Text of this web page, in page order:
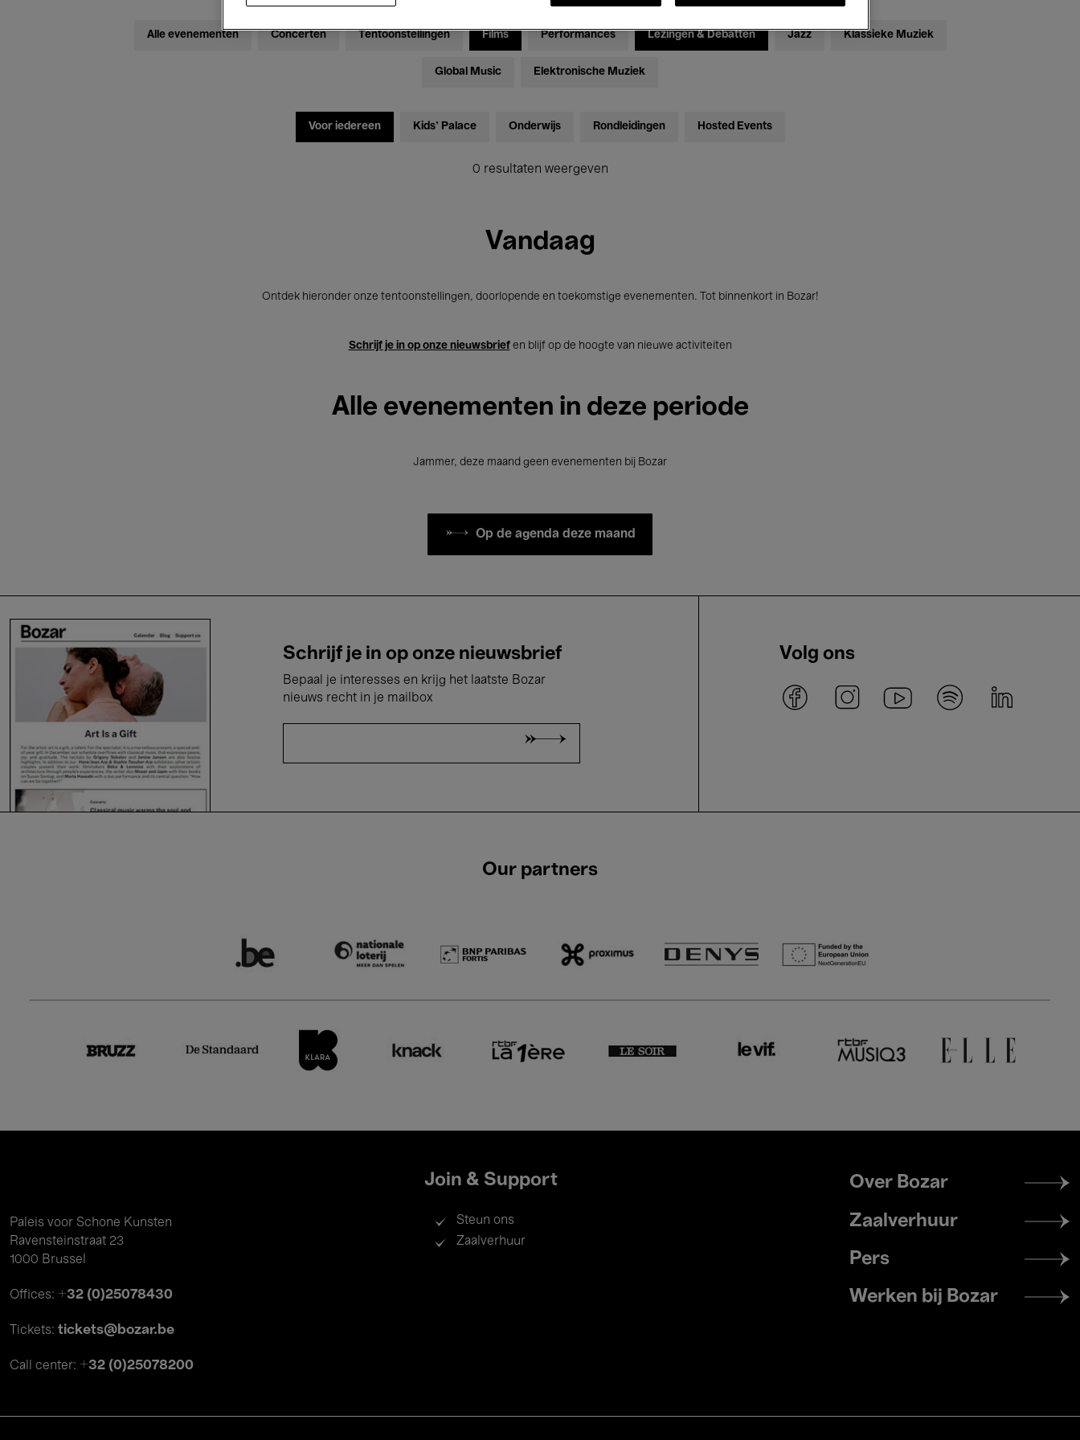
Alle evenementen Concerten Tentoonstellingen Films Performances Lezingen & Debatten Jazz Klassieke Muziek
Global Music Elektronische Muziek
Voor iedereen Kids’ Palace Onderwijs Rondleidingen Hosted Events
0 resultaten weergeven
Vandaag
Ontdek hieronder onze tentoonstellingen, doorlopende en toekomstige evenementen. Tot binnenkort in Bozar!
Schrijf je in op onze nieuwsbriefen blijf op de hoogte van nieuwe activiteiten
Alle evenementen in deze periode
Jammer, deze maand geen evenementen bij Bozar
Op de agenda deze maand
Schrijf je in op onze nieuwsbrief
Bepaal je interesses en krijg het laatste Bozar
nieuws recht in je mailbox
Volg ons
Our partners
Paleis voor Schone Kunsten
Ravensteinstraat 23
1000 Brussel
Offices: +32 (0)25078430
Tickets: tickets@bozar.be
Call center: +32 (0)25078200
Join & Support
Steun ons
Zaalverhuur
Footer
menu
Over Bozar
Zaalverhuur
Pers
Werken bij Bozar